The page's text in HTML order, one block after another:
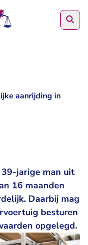
aanrijding in
jarige man uit
16 maanden
Daarbij mag
besturen
opgelegd.